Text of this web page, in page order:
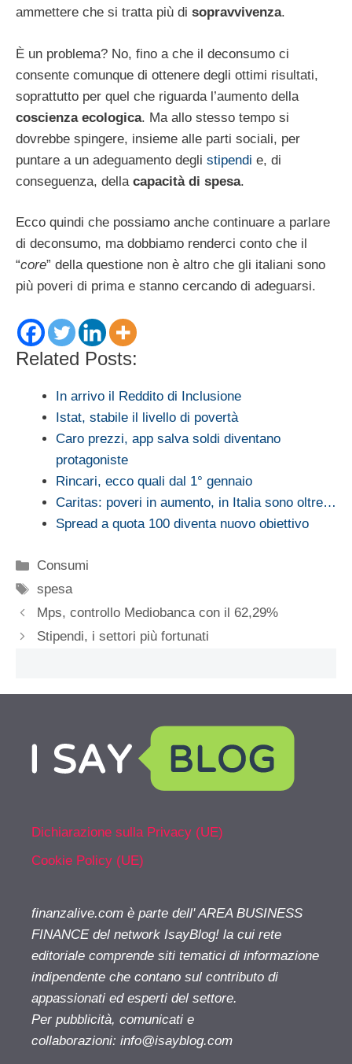
ammettere che si tratta più di sopravvivenza.
È un problema? No, fino a che il deconsumo ci
consente comunque di ottenere degli ottimi risultati,
soprattutto per quel che riguarda l’aumento della
coscienza ecologica. Ma allo stesso tempo si
dovrebbe spingere, insieme alle parti sociali, per
puntare a un adeguamento degli stipendi e, di
conseguenza, della capacità di spesa.
Ecco quindi che possiamo anche continuare a parlare
di deconsumo, ma dobbiamo renderci conto che il
“core” della questione non è altro che gli italiani sono
più poveri di prima e stanno cercando di adeguarsi.
Related Posts:
In arrivo il Reddito di Inclusione
Istat, stabile il livello di povertà
Caro prezzi, app salva soldi diventano
protagoniste
Rincari, ecco quali dal 1° gennaio
Caritas: poveri in aumento, in Italia sono oltre…
Spread a quota 100 diventa nuovo obiettivo
Categorie
Consumi
Tag
spesa
Mps, controllo Mediobanca con il 62,29%
Stipendi, i settori più fortunati
Dichiarazione sulla Privacy (UE)
Cookie Policy (UE)
finanzalive.com è parte dell' AREA BUSINESS
FINANCE del network IsayBlog! la cui rete
editoriale comprende siti tematici di informazione
indipendente che contano sul contributo di
appassionati ed esperti del settore.
Per pubblicità, comunicati e
collaborazioni: info@isayblog.com